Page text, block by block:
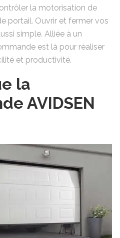
la motorisation de
portail. Ouvrir et fermer vos
simple. Alliée à un
est là pour réaliser
et productivité.
la
AVIDSEN